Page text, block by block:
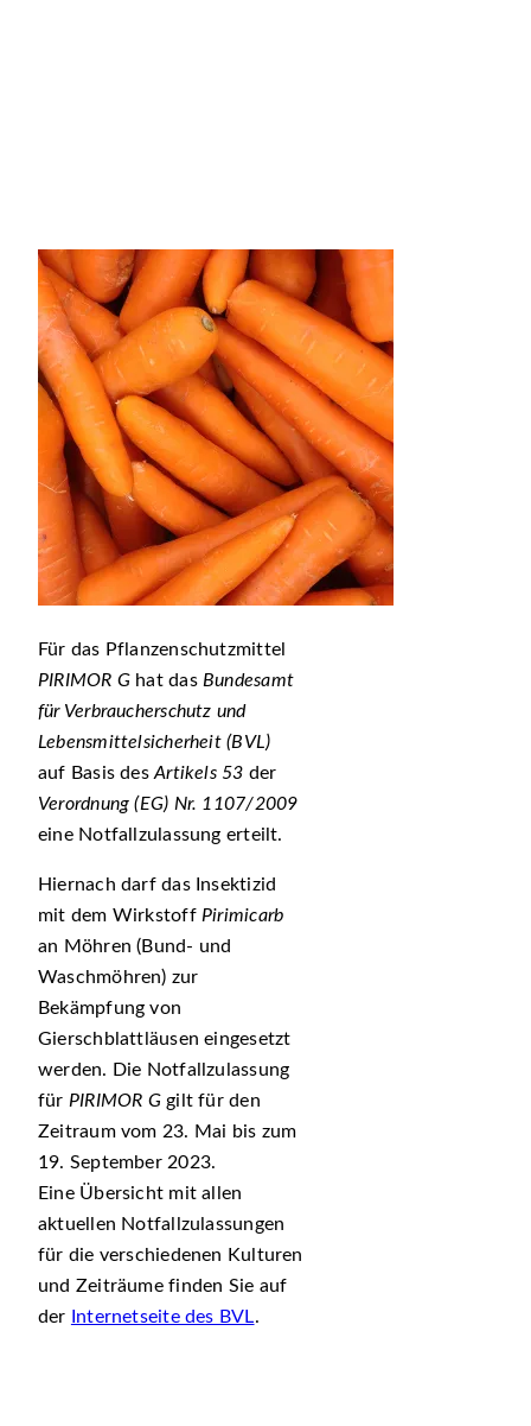
Für das Pflanzenschutzmittel
PIRIMOR Ghat das Bundesamt
für Verbraucherschutz und
Lebensmittelsicherheit (BVL)
auf Basis desArtikels 53 der
Verordnung (EG) Nr. 1107/2009
eine Notfallzulassung erteilt.
Hiernach darf das Insektizid
mit dem Wirkstoff Pirimicarb
an Möhren (Bund- und
Waschmöhren) zur
Bekämpfung von
Gierschblattläusen eingesetzt
werden. Die Notfallzulassung
für PIRIMOR Ggilt für den
Zeitraum vom 23. Mai bis zum
19. September 2023.
Eine Übersicht mit allen
aktuellen Notfallzulassungen
für die verschiedenen Kulturen
und Zeiträume finden Sie auf
der
Internetseite des BVL.